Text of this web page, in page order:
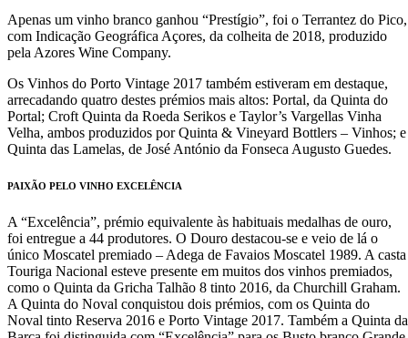
Apenas um vinho branco ganhou “Prestígio”, foi o Terrantez do Pico,
com Indicação Geográfica Açores, da colheita de 2018, produzido
pela Azores Wine Company.
Os Vinhos do Porto Vintage 2017 também estiveram em destaque,
arrecadando quatro destes prémios mais altos: Portal, da Quinta do
Portal; Croft Quinta da Roeda Serikos e Taylor’s Vargellas Vinha
Velha, ambos produzidos por Quinta & Vineyard Bottlers – Vinhos; e
Quinta das Lamelas, de José António da Fonseca Augusto Guedes.
PAIXÃO PELO VINHO EXCELÊNCIA
A “Excelência”, prémio equivalente às habituais medalhas de ouro,
foi entregue a 44 produtores. O Douro destacou-se e veio de lá o
único Moscatel premiado – Adega de Favaios Moscatel 1989. A casta
Touriga Nacional esteve presente em muitos dos vinhos premiados,
como o Quinta da Gricha Talhão 8 tinto 2016, da Churchill Graham.
A Quinta do Noval conquistou dois prémios, com os Quinta do
Noval tinto Reserva 2016 e Porto Vintage 2017. Também a Quinta da